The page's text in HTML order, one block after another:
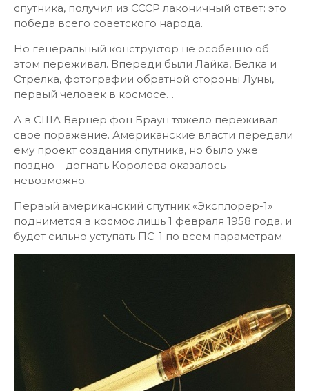
спутника, получил из СССР лаконичный ответ: это
победа всего советского народа.
Но генеральный конструктор не особенно об
этом переживал. Впереди были Лайка, Белка и
Стрелка, фотографии обратной стороны Луны,
первый человек в космосе…
А в США Вернер фон Браун тяжело переживал
свое поражение. Американские власти передали
ему проект создания спутника, но было уже
поздно – догнать Королева оказалось
невозможно.
Первый американский спутник «Эксплорер-1»
поднимется в космос лишь 1 февраля 1958 года, и
будет сильно уступать ПС-1 по всем параметрам.